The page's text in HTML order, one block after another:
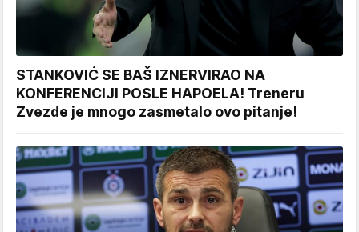
STANKOVIĆ SE BAŠ IZNERVIRAO NA
KONFERENCIJI POSLE HAPOELA! Treneru
Zvezde je mnogo zasmetalo ovo pitanje!